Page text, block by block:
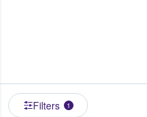
Filters 1